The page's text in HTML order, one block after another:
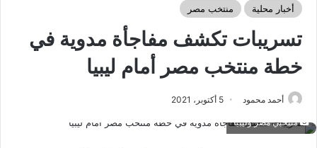
أخبار محلية منتخب مصر
تسريبات تكشف مفاجأة مدوية في
خطة منتخب مصر أمام ليبيا
أحمد محمود 5 أكتوبر، 2021
منتخبي مصر وليبيا